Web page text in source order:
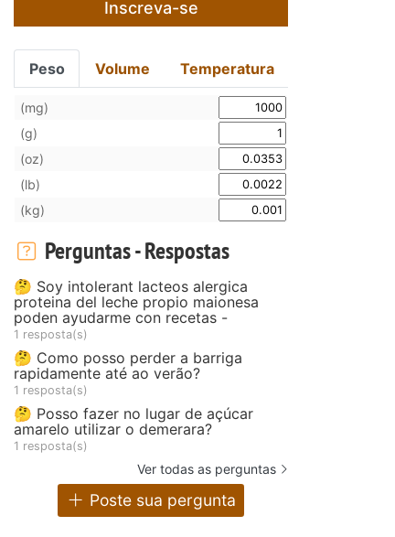
Inscreva-se
Peso Volume Temperatura
(mg)
(g)
(oz)
(lb)
(kg)
Perguntas - Respostas
🤔 Soy intolerant lacteos alergica
proteina del leche propio maionesa
poden ayudarme con recetas -
1 resposta(s)
🤔 Como posso perder a barriga
rapidamente até ao verão?
1 resposta(s)
🤔 Posso fazer no lugar de açúcar
amarelo utilizar o demerara?
1 resposta(s)
Ver todas as perguntas
Poste sua pergunta